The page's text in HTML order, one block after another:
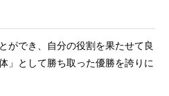
ができ、自分の役割を果たせて良
」として勝ち取った優勝を誇りに